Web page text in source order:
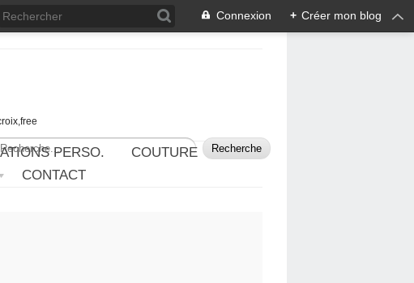
Connexion + Créer mon blog
PERSO.
COUTURE
CONTACT